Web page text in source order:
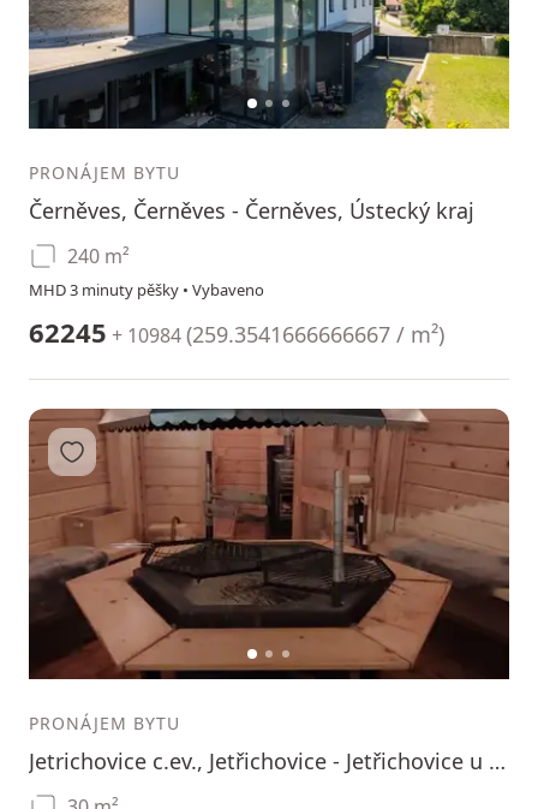
12 3
PRONÁJEM BYTU
Černěves, Černěves - Černěves, Ústecký kraj
240 m²
MHD 3 minuty pěšky • Vybaveno
62245 + 10984(259.3541666666667 / m²)
12 3
Přidat do oblíbených
PRONÁJEM BYTU
Jetrichovice c.ev., Jetřichovice - Jetřichovice u Děčína, Ústecký kraj